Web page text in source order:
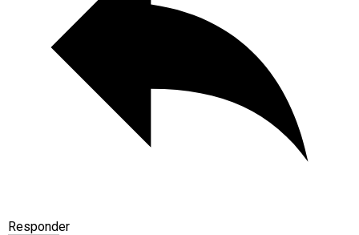
Responder